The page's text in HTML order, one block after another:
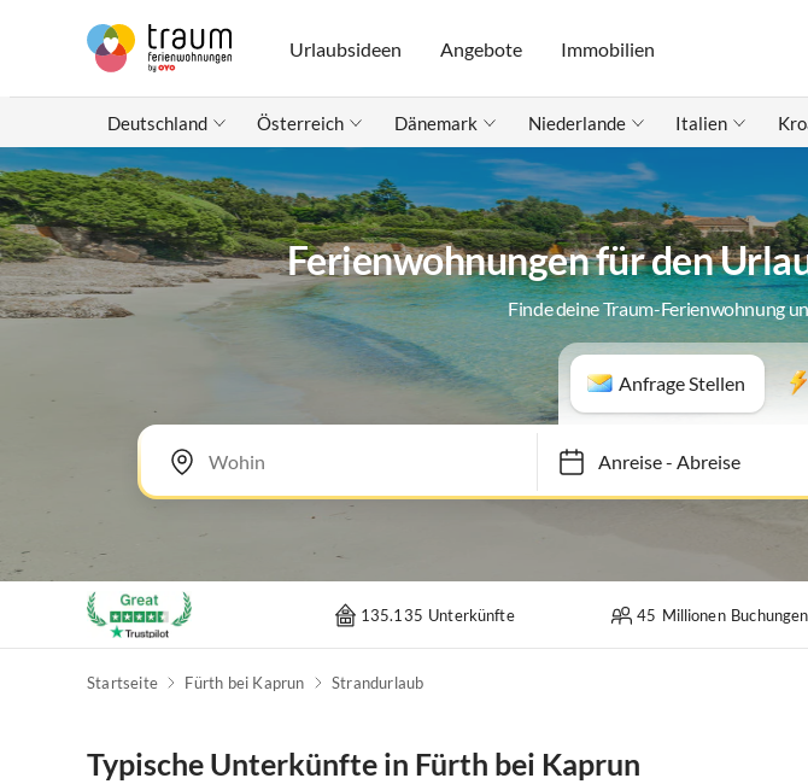
Urlaubsideen Angebote Immobilien
Deutschland Österreich Dänemark Niederlande Italien
Ferienwohnungen für den
Finde deine Traum-Ferienwohnung
Anfrage Stellen
Anreise-Abreise
135.135 Unterkünfte 45 Millionen
Startseite Fürth bei Kaprun Strandurlaub
Typische Unterkünfte in Fürth bei Kaprun